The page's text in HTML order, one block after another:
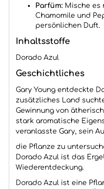
Parfüm:Mische es
Chamomile und
persönlichen Duft.
Inhaltsstoffe
Dorado Azul
Geschichtliches
Gary Young entdeckte
zusätzliches Land
Gewinnung von
stark aromatische
veranlasste Gary, sein
die Pflanze zu
Dorado Azul ist das
Wiederentdeckung.
Dorado Azul ist eine